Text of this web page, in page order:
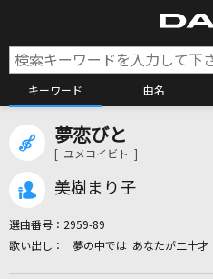
キーワード 曲名
夢恋びと
[ ユメコイビト ]
美樹まり子
選曲番号： 2959-89
夢の中では あなたが二十才